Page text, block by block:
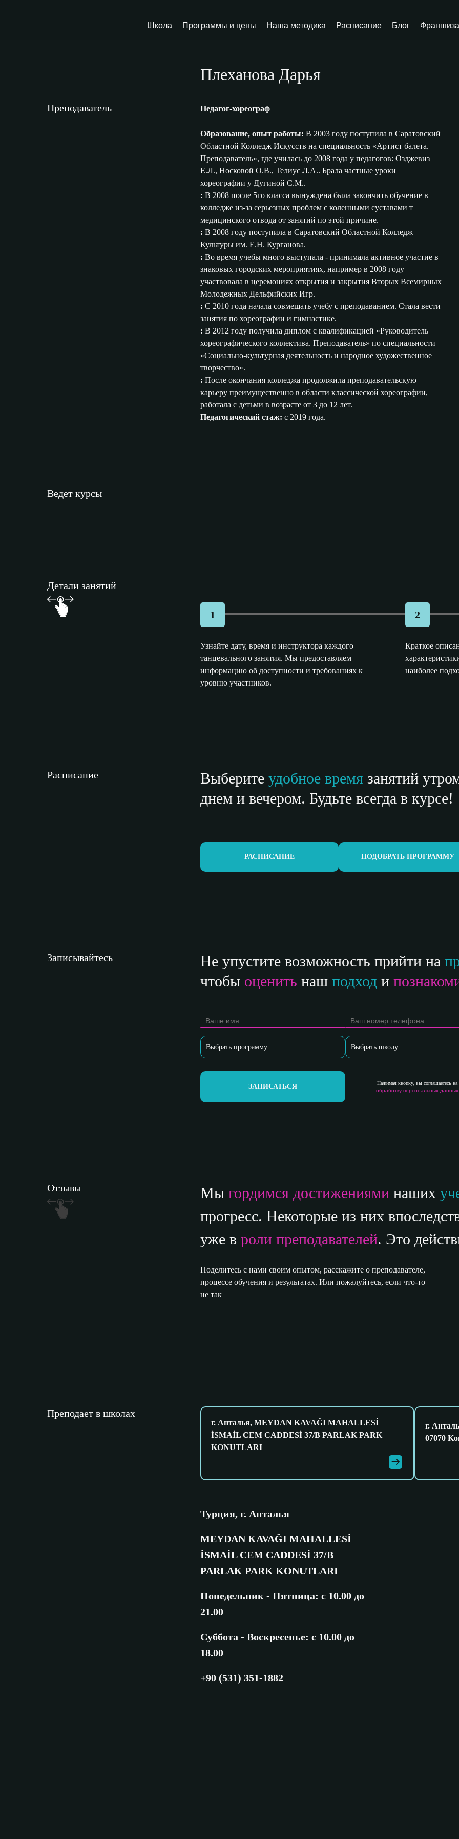
Школа Программы и цены Наша методика Расписание Блог Франшиза
Преподаватель
Плеханова Дарья
Педагог-хореограф
Образование, опыт работы: В 2003 году поступила в Саратовский
Областной Колледж Искусств на специальность «Артист балета.
Преподаватель», где училась до 2008 года у педагогов: Озджевиз
Е.Л., Носковой О.В., Телиус Л.А.. Брала частные уроки
хореографии у Дугиной С.М..
: В 2008 после 5го класса вынуждена была закончить обучение в
колледже из-за серьезных проблем с коленными суставами т
медицинского отвода от занятий по этой причине.
: В 2008 году поступила в Саратовский Областной Колледж
Культуры им. Е.Н. Курганова.
: Во время учебы много выступала - принимала активное участие в
знаковых городских мероприятиях, например в 2008 году
участвовала в церемониях открытия и закрытия Вторых Всемирных
Молодежных Дельфийских Игр.
: С 2010 года начала совмещать учебу с преподаванием. Стала вести
занятия по хореографии и гимнастике.
: В 2012 году получила диплом с квалификацией «Руководитель
хореографического коллектива. Преподаватель» по специальности
«Социально-культурная деятельность и народное художественное
творчество».
: После окончания колледжа продолжила преподавательскую
карьеру преимущественно в области классической хореографии,
работала с детьми в возрасте от 3 до 12 лет.
Педагогический стаж: с 2019 года.
Ведет курсы
Детали занятий
1
Узнайте дату, время и инструктора каждого
танцевального занятия. Мы предоставляем
информацию об доступности и требованиях к
уровню участников.
2
Краткое
наиболее
Расписание Выберите удобное время занятий
днем и вечером. Будьте всегда в курсе!
РАСПИСАНИЕ ПОДОБРАТЬ ПРОГРАММУ
Записывайтесь Не упустите возможность прийти на
чтобы оценить наш подход и
ЗАПИСАТЬСЯ
Нажимая кнопку, вы соглашаетесь на
обработку персональных данных
Отзывы Мы гордимся достижениями наших
прогресс. Некоторые из них
уже в роли преподавателей. Это
Поделитесь с нами своим опытом, расскажите о преподавателе,
процессе обучения и результатах. Или пожалуйтесь, если что-то
не так
Преподает в школах
г. Анталья, MEYDAN KAVAĞI MAHALLESİ
İSMAİL CEM CADDESİ 37/B PARLAK PARK
KONUTLARI
г.
07070
Турция, г. Анталья
MEYDAN KAVAĞI MAHALLESİ
İSMAİL CEM CADDESİ 37/B
PARLAK PARK KONUTLARI
Понедельник - Пятница: с 10.00 до
21.00
Суббота - Воскресенье: с 10.00 до
18.00
+90 (531) 351-1882